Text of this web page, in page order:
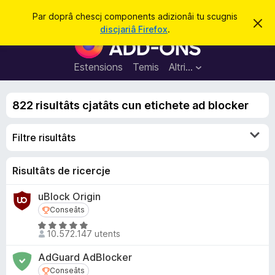
Par doprâ chescj components adizionâi tu scugnis
discjariâ Firefox.
S
h
v
î
C
o
m
p
n
Estensions Temis Altri…
r
822 risultâts cjatâts cun etichete ad blocker
Filtre risultâts
Risultâts de ricercje
uBlock Origin
Conseâts
Conseâts
V
a
u
10.572.147 utents
AdGuard AdBlocker
Conseâts
Conseâts